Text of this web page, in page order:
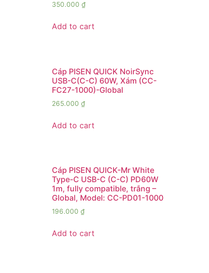
350.000 ₫
Add to cart
Cáp PISEN QUICK NoirSync
USB-C(C-C) 60W, Xám (CC-
FC27-1000)-Global
265.000 ₫
Add to cart
Cáp PISEN QUICK-Mr White
Type-C USB-C (C-C) PD60W
1m, fully compatible, trắng –
Global, Model: CC-PD01-1000
196.000 ₫
Add to cart